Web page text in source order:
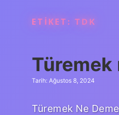
ETIKET: TDK
Türemek
Tarih: Ağustos 8, 2024
Türemek Ne